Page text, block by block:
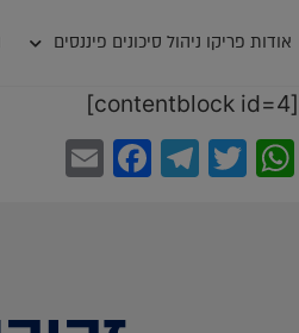
אודות פריקו ניהול סיכונים פיננסים
[contentblock id=4]
WhatsApp
Twitter
Telegram